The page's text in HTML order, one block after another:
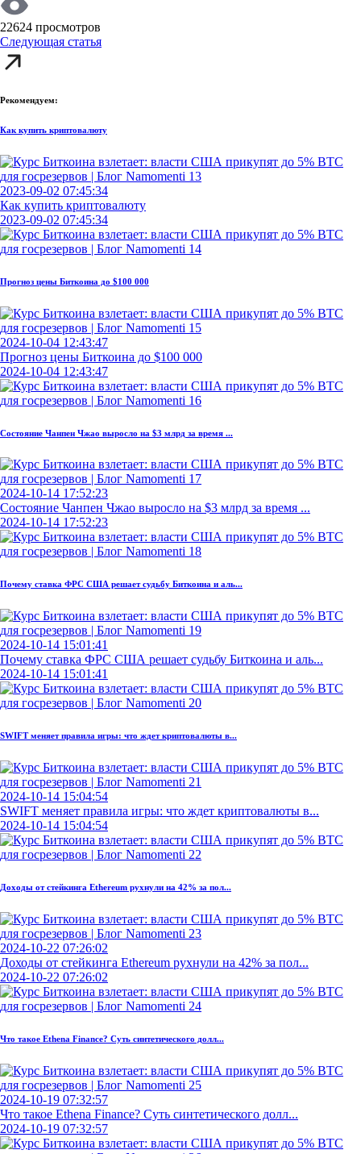
22624 просмотров
Следующая статья
Рекомендуем:
Как купить криптовалюту
2023-09-02 07:45:34
Как купить криптовалюту
2023-09-02 07:45:34
Прогноз цены Биткоина до $100 000
2024-10-04 12:43:47
Прогноз цены Биткоина до $100 000
2024-10-04 12:43:47
Состояние Чанпен Чжао выросло на $3 млрд за время ...
2024-10-14 17:52:23
Состояние Чанпен Чжао выросло на $3 млрд за время ...
2024-10-14 17:52:23
Почему ставка ФРС США решает судьбу Биткоина и аль...
2024-10-14 15:01:41
Почему ставка ФРС США решает судьбу Биткоина и аль...
2024-10-14 15:01:41
SWIFT меняет правила игры: что ждет криптовалюты в...
2024-10-14 15:04:54
SWIFT меняет правила игры: что ждет криптовалюты в...
2024-10-14 15:04:54
Доходы от стейкинга Ethereum рухнули на 42% за пол...
2024-10-22 07:26:02
Доходы от стейкинга Ethereum рухнули на 42% за пол...
2024-10-22 07:26:02
Что такое Ethena Finance? Суть синтетического долл...
2024-10-19 07:32:57
Что такое Ethena Finance? Суть синтетического долл...
2024-10-19 07:32:57